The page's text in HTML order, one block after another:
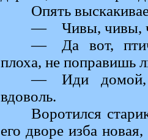
Опять
— Чивы, чивы,
— Да вот,
плоха, не поправишь
— Иди домой,
вдоволь.
Воротился
его дворе изба